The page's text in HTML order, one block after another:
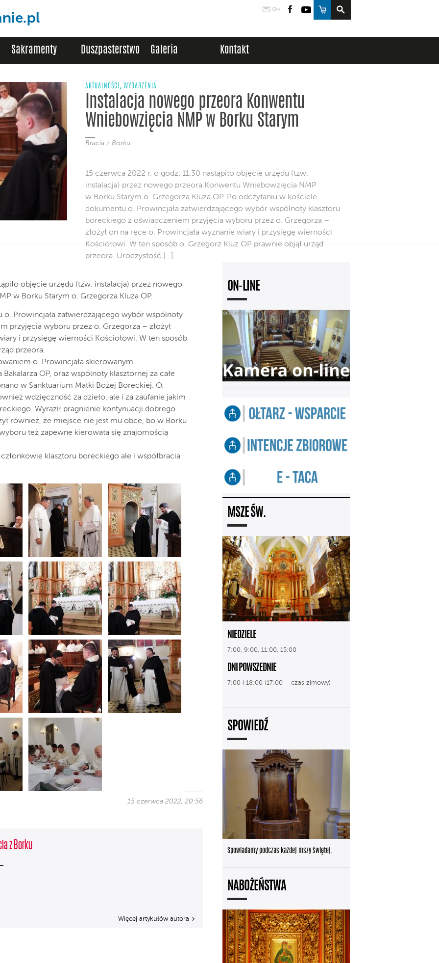
PocztaLogowanie
FacebookYouTube
Sklep
Sakramenty Duszpasterstwo Galeria Kontakt
AKTUALNOŚCI , WYDARZENIA
Instalacja nowego przeora Konwentu
Wniebowzięcia NMP w Borku Starym
Bracia z Borku
15 czerwca 2022 r. o godz. 11.30 nastąpiło objęcie urzędu (tzw.
instalacja) przez nowego przeora Konwentu Wniebowzięcia NMP
w Borku Starym o. Grzegorza Kluza OP. Po odczytaniu w kościele
dokumentu o. Prowincjała zatwierdzającego wybór wspólnoty klasztoru
boreckiego z oświadczeniem przyjęcia wyboru przez o. Grzegorza –
złożył on na ręce o. Prowincjała wyznanie wiary i przysięgę wierności
Kościołowi. W ten sposób o. Grzegorz Kluz OP prawnie objął urząd
przeora. Uroczystość […]
objęcie urzędu (tzw. instalacja) przez nowego
w Borku Starym o. Grzegorza Kluza OP.
Prowincjała zatwierdzającego wybór wspólnoty
przyjęcia wyboru przez o. Grzegorza – złożył
i przysięgę wierności Kościołowi. W ten sposób
przeora.
o. Prowincjała skierowanym
OP, oraz wspólnoty klasztornej za całe
w Sanktuarium Matki Bożej Boreckiej. O.
wdzięczność za dzieło, ale i za zaufanie jakim
Wyraził pragnienie kontynuacji dobrego
również, że miejsce nie jest mu obce, bo w Borku
też zapewne kierowała się znajomością
klasztoru boreckiego ale i współbracia
15 czerwca 2022, 20:56
z Borku
Więcej artykułów autora
ON-LINE
MSZE ŚW.
NIEDZIELE
7:00, 9:00, 11:00, 15:00
DNI POWSZEDNIE
7:00 i 18:00 (17:00 – czas zimowy)
SPOWIEDŹ
Spowiadamy podczas każdej mszy świętej.
NABOŻEŃSTWA